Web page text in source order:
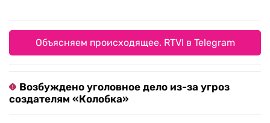
Объясняем происходящее. RTVI в Telegram
Возбуждено уголовное дело из-за угроз
создателям «Колобка»